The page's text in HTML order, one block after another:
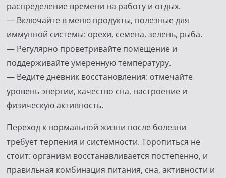
распределение времени на работу и отдых.
— Включайте в меню продукты, полезные для
иммунной системы: орехи, семена, зелень, рыба.
— Регулярно проветривайте помещение и
поддерживайте умеренную температуру.
— Ведите дневник восстановления: отмечайте
уровень энергии, качество сна, настроение и
физическую активность.
Переход к нормальной жизни после болезни
требует терпения и системности. Торопиться не
стоит: организм восстанавливается постепенно, и
правильная комбинация питания, сна, активности и